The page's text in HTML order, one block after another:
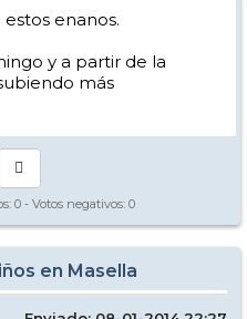
enanos.
y a partir de la
más
0 - Votos negativos: 0
en Masella